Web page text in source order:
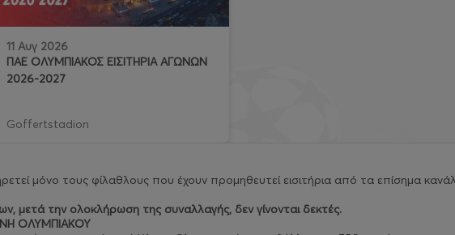
11 Αυγ 2026
ΠΑΕ ΟΛΥΜΠΙΑΚΟΣ ΕΙΣΙΤΗΡΙΑ ΑΓΩΝΩΝ
2026-2027
Goffertstadion
μόνο τους φίλαθλους που έχουν προμηθευτεί εισιτήρια από τα επίσημα
μετά την ολοκλήρωση της συναλλαγής, δεν γίνονται δεκτές.
ΟΛΥΜΠΙΑΚΟΥ